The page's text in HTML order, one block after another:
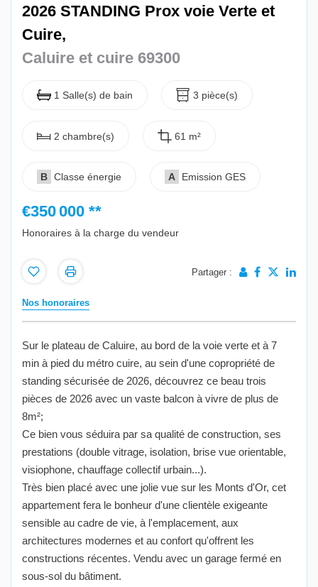
2026 STANDING Prox voie Verte et
Cuire,
Caluire et cuire 69300
1 Salle(s) de bain 3 pièce(s)
2 chambre(s) 61 m²
B Classe énergie A Emission GES
€350 000 **
Honoraires à la charge du vendeur
Partager :
Nos honoraires
Sur le plateau de Caluire, au bord de la voie verte et à 7
min à pied du métro cuire, au sein d'une copropriété de
standing sécurisée de 2026, découvrez ce beau trois
pièces de 2026 avec un vaste balcon à vivre de plus de
8m²;
Ce bien vous séduira par sa qualité de construction, ses
prestations (double vitrage, isolation, brise vue orientable,
visiophone, chauffage collectif urbain...).
Très bien placé avec une jolie vue sur les Monts d'Or, cet
appartement fera le bonheur d'une clientèle exigeante
sensible au cadre de vie, à l'emplacement, aux
architectures modernes et au confort qu'offrent les
constructions récentes. Vendu avec un garage fermé en
sous-sol du bâtiment.